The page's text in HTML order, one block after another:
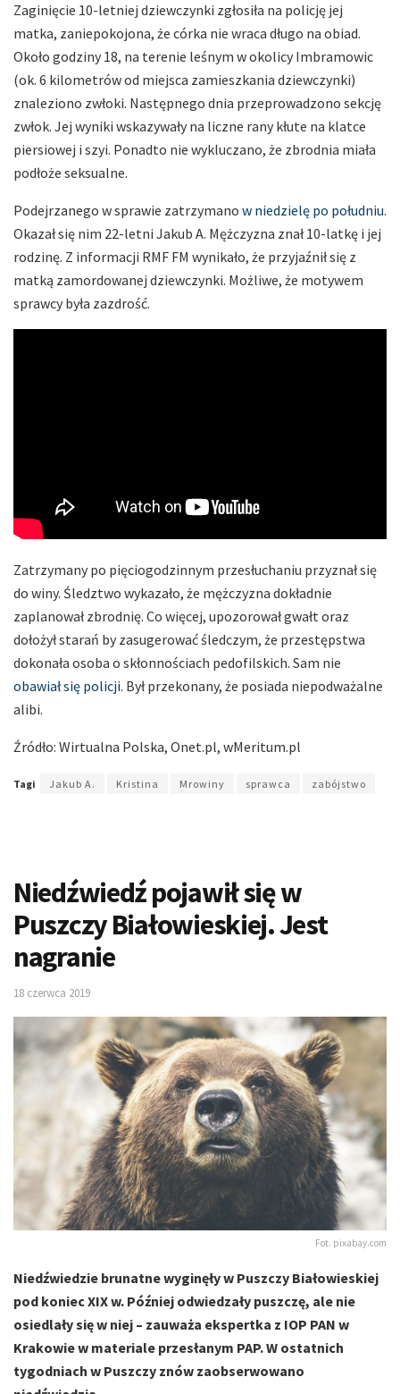
Zaginięcie 10-letniej dziewczynki zgłosiła na policję jej
matka, zaniepokojona, że córka nie wraca długo na obiad.
Około godziny 18, na terenie leśnym w okolicy Imbramowic
(ok. 6 kilometrów od miejsca zamieszkania dziewczynki)
znaleziono zwłoki. Następnego dnia przeprowadzono sekcję
zwłok. Jej wyniki wskazywały na liczne rany kłute na klatce
piersiowej i szyi. Ponadto nie wykluczano, że zbrodnia miała
podłoże seksualne.
Podejrzanego w sprawie zatrzymano w niedzielę po południu.
Okazał się nim 22-letni Jakub A. Mężczyzna znał 10-latkę i jej
rodzinę. Z informacji RMF FM wynikało, że przyjaźnił się z
matką zamordowanej dziewczynki. Możliwe, że motywem
sprawcy była zazdrość.
Zatrzymany po pięciogodzinnym przesłuchaniu przyznał się
do winy. Śledztwo wykazało, że mężczyzna dokładnie
zaplanował zbrodnię. Co więcej, upozorował gwałt oraz
dołożył starań by zasugerować śledczym, że przestępstwa
dokonała osoba o skłonnościach pedofilskich. Sam nie
obawiał się policji. Był przekonany, że posiada niepodważalne
alibi.
Źródło: Wirtualna Polska, Onet.pl, wMeritum.pl
Tagi Jakub A. Kristina Mrowiny sprawca zabójstwo
Niedźwiedź pojawił się w
Puszczy Białowieskiej. Jest
nagranie
18 czerwca 2019
Fot. pixabay.com
Niedźwiedzie brunatne wyginęły w Puszczy Białowieskiej
pod koniec XIX w. Później odwiedzały puszczę, ale nie
osiedlały się w niej – zauważa ekspertka z IOP PAN w
Krakowie w materiale przesłanym PAP. W ostatnich
tygodniach w Puszczy znów zaobserwowano